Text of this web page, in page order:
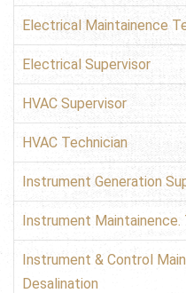
Electrical Maintainence
Electrical Supervisor
HVAC Supervisor
HVAC Technician
Instrument Generation
Instrument Maintainence.
Instrument & Control
Desalination